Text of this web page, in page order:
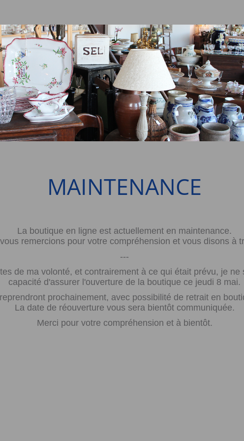
MAINTENANCE
La boutique en ligne est actuellement en maintenance.
remercions pour votre compréhension et vous disons à
---
de ma volonté, et contrairement à ce qui était prévu, je
capacité d'assurer l'ouverture de la boutique ce jeudi 8 mai.
prochainement, avec possibilité de retrait en
La date de réouverture vous sera bientôt communiquée.
Merci pour votre compréhension et à bientôt.